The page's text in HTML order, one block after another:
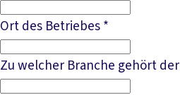
Ort des Betriebes*
Zu welcher Branche gehört